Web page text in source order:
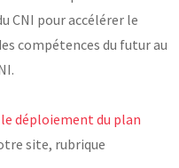
CNI pour accélérer le
compétences du futur au
déploiement du plan
site, rubrique